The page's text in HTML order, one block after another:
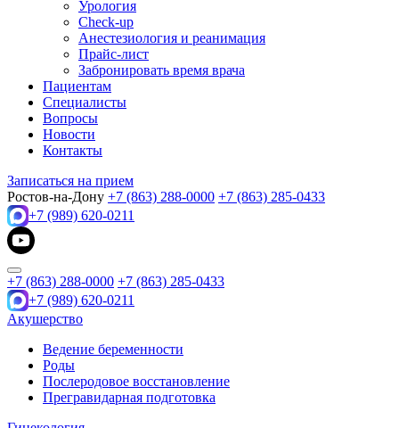
Урология
Check-up
Анестезиология и реанимация
Прайс-лист
Забронировать время врача
Пациентам
Специалисты
Вопросы
Новости
Контакты
Записаться на прием
Ростов-на-Дону +7 (863) 288-0000 +7 (863) 285-0433
+7 (989) 620-0211
+7 (863) 288-0000 +7 (863) 285-0433
+7 (989) 620-0211
Акушерство
Ведение беременности
Роды
Послеродовое восстановление
Прегравидарная подготовка